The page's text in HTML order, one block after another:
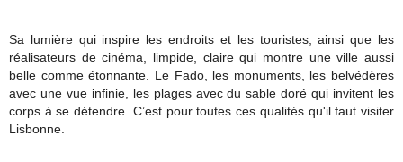
Sa lumière qui inspire les endroits et les touristes, ainsi que les
réalisateurs de cinéma, limpide, claire qui montre une ville aussi
belle comme étonnante. Le Fado, les monuments, les belvédères
avec une vue infinie, les plages avec du sable doré qui invitent les
corps à se détendre. C’est pour toutes ces qualités qu'il faut visiter
Lisbonne.